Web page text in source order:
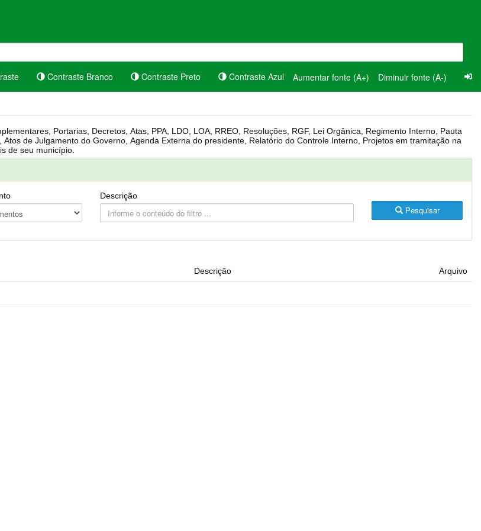
Contraste Branco Contraste Preto Contraste Azul Aumentar fonte (A+) Diminuir fonte (A-)
públicos e muito mais de seu município.
Descrição
Pesquisar
Descrição Arquivo